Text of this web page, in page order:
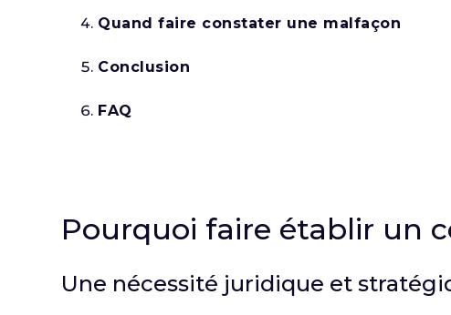
Quand faire constater une malfaçon
Conclusion
FAQ
Pourquoi faire établir un
Une nécessité juridique et